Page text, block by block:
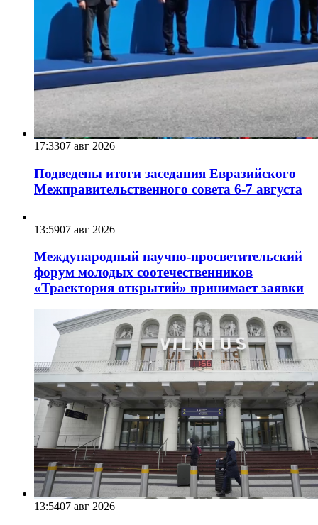
17:3307 авг 2026
Подведены итоги заседания Евразийского
Межправительственного совета 6-7 августа
13:5907 авг 2026
Международный научно-просветительский
форум молодых соотечественников
«Траектория открытий» принимает заявки
13:5407 авг 2026